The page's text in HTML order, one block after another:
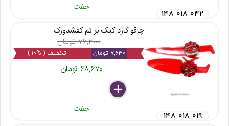
جفت
۱۴۸ ۰۱۸ ۰۴۲
چاقو کارد کیک بر تم کفشدوزک
۷۶,۳۰۰ تومان
۷,۶۳۰ تومان تخفیف ( %۱۰ )
۶۸,۶۷۰ تومان
delete
remove
add
جفت
۱۴۸ ۰۱۸ ۰۱۹